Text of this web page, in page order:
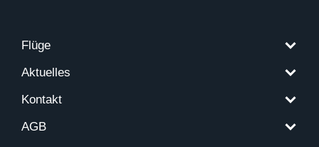
Flüge
Aktuelles
Kontakt
AGB